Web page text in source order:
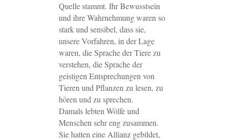
Quelle stammt. Ihr Bewusstsein
und ihre Wahrnehmung waren so
stark und sensibel, dass sie,
unsere Vorfahren, in der Lage
waren, die Sprache der Tiere zu
verstehen, die Sprache der
geistigen Entsprechungen von
Tieren und Pflanzen zu lesen, zu
hören und zu sprechen.
Damals lebten Wölfe und
Menschen sehr eng zusammen.
Sie hatten eine Allianz gebildet,